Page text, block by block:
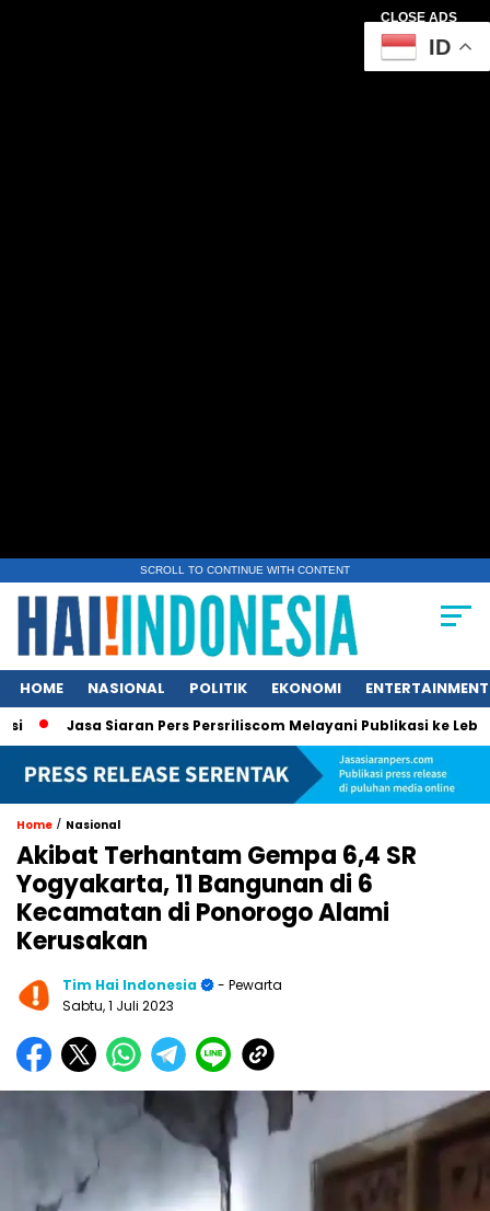
CLOSE ADS
SCROLL TO CONTINUE WITH CONTENT
HOME NASIONAL POLITIK EKONOMI ENTERTAINMENT
Siaran Pers Persriliscom Melayani Publikasi ke Lebih dari
Home / Nasional
Akibat Terhantam Gempa 6,4 SR
Yogyakarta, 11 Bangunan di 6
Kecamatan di Ponorogo Alami
Kerusakan
Tim Hai Indonesia
- Pewarta
Sabtu, 1 Juli 2023
ID